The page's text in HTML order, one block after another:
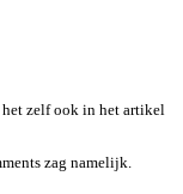
het zelf ook in het artikel
zag namelijk.